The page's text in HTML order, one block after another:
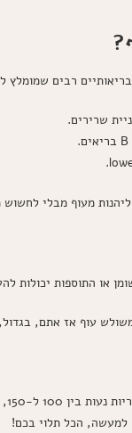
רבים שמומלץ
שרירים.
מעוף מבלי
או התוספות יכולות
עוף אז אתם,
למעשה, הכל תלוי בכם!